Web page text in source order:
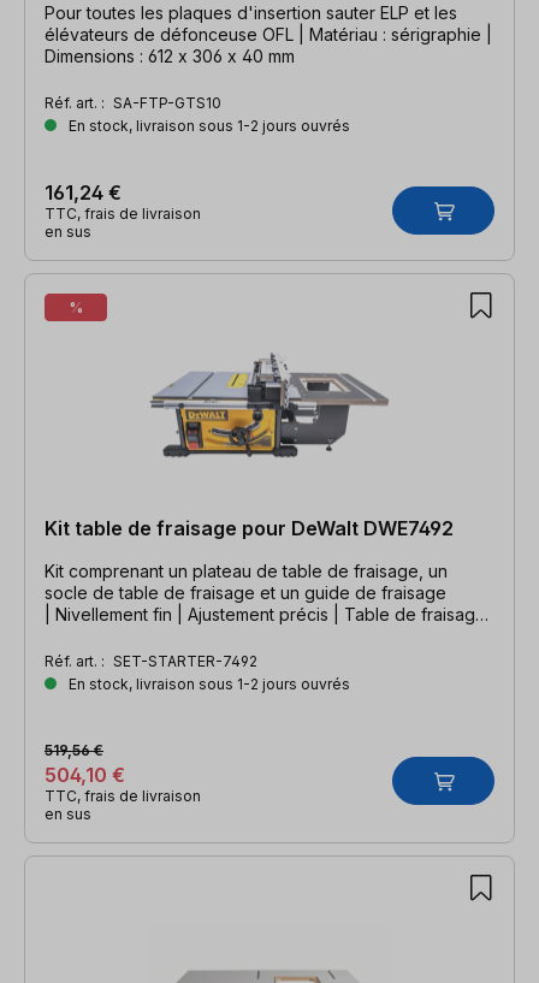
Pour toutes les plaques d'insertion sauter ELP et les
élévateurs de défonceuse OFL | Matériau : sérigraphie |
Dimensions : 612 x 306 x 40 mm
Réf. art. : SA-FTP-GTS10
En stock, livraison sous 1-2 jours ouvrés
161,24 €
TTC, frais de livraison
en sus
%
Kit table de fraisage pour DeWalt DWE7492
Kit comprenant un plateau de table de fraisage, un
socle de table de fraisage et un guide de fraisage
| Nivellement fin | Ajustement précis | Table de fraisage
Réf. art. : SET-STARTER-7492
En stock, livraison sous 1-2 jours ouvrés
504,10 €
519,56 €
TTC, frais de livraison
en sus